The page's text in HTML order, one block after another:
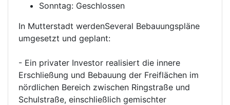
Sonntag: Geschlossen
In Mutterstadt werdenSeveral Bebauungspläne
umgesetzt und geplant:
- Ein privater Investor realisiert die innere
Erschließung und Bebauung der Freiflächen im
nördlichen Bereich zwischen Ringstraße und
Schulstraße, einschließlich gemischter